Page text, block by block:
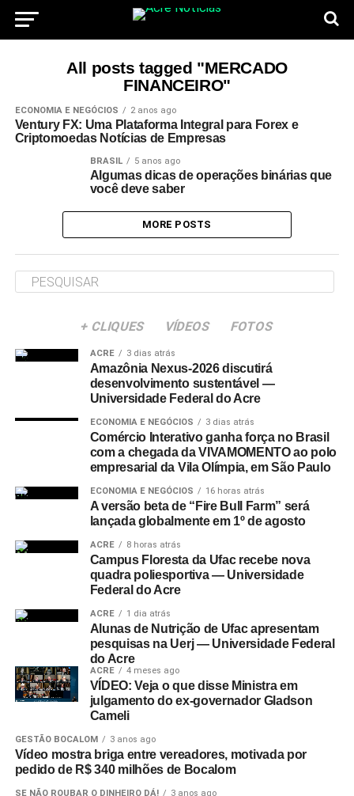
All posts tagged "MERCADO
FINANCEIRO"
ECONOMIA E NEGÓCIOS 2 anos ago
Ventury FX: Uma Plataforma Integral para Forex e
Criptomoedas Notícias de Empresas
BRASIL 5 anos ago
Algumas dicas de operações binárias que
você deve saber
MORE POSTS
+ CLIQUES VÍDEOS FOTOS
ACRE 3 dias atrás
Amazônia Nexus-2026 discutirá
desenvolvimento sustentável —
Universidade Federal do Acre
ECONOMIA E NEGÓCIOS 3 dias atrás
Comércio Interativo ganha força no Brasil
com a chegada da VIVAMOMENTO ao polo
empresarial da Vila Olímpia, em São Paulo
ECONOMIA E NEGÓCIOS 16 horas atrás
A versão beta de “Fire Bull Farm” será
lançada globalmente em 1º de agosto
ACRE 8 horas atrás
Campus Floresta da Ufac recebe nova
quadra poliesportiva — Universidade
Federal do Acre
ACRE 1 dia atrás
Alunas de Nutrição de Ufac apresentam
pesquisas na Uerj — Universidade Federal
do Acre
ACRE 4 meses ago
VÍDEO: Veja o que disse Ministra em
julgamento do ex-governador Gladson
Cameli
GESTÃO BOCALOM 3 anos ago
Vídeo mostra briga entre vereadores, motivada por
pedido de R$ 340 milhões de Bocalom
SE NÃO ROUBAR O DINHEIRO DÁ! 3 anos ago